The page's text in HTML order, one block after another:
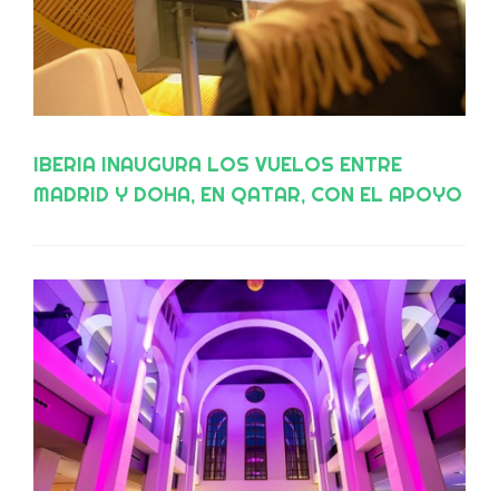
IBERIA INAUGURA LOS VUELOS ENTRE
MADRID Y DOHA, EN QATAR, CON EL APOYO